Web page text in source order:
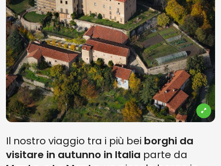
Il nostro viaggio tra i più bei borghi da
visitare in autunno in Italia parte da